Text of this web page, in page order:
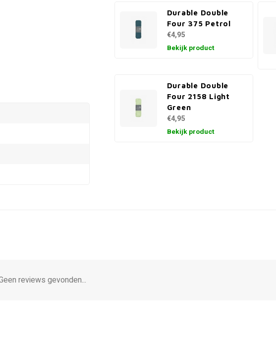
Durable Double
Four 375 Petrol
€4,95
Bekijk product
Durable Double
Four 2158 Light
Green
€4,95
Bekijk product
reviews gevonden...